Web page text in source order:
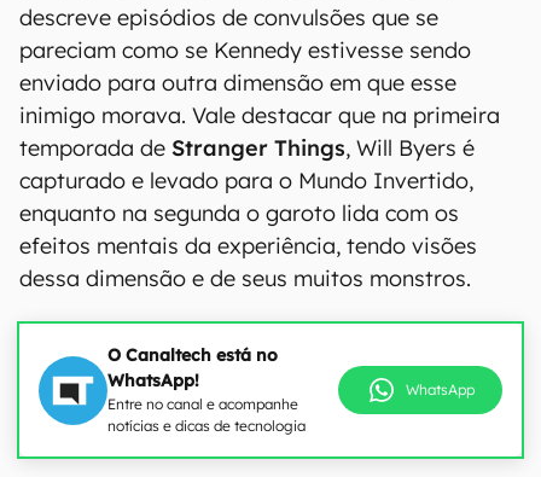
descreve episódios de convulsões que se
pareciam como se Kennedy estivesse sendo
enviado para outra dimensão em que esse
inimigo morava. Vale destacar que na primeira
temporada de Stranger Things, Will Byers é
capturado e levado para o Mundo Invertido,
enquanto na segunda o garoto lida com os
efeitos mentais da experiência, tendo visões
dessa dimensão e de seus muitos monstros.
O Canaltech está no
WhatsApp!
Entre no canal e acompanhe
notícias e dicas de tecnologia
WhatsApp